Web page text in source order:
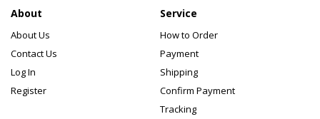
About
About Us
Contact Us
Log In
Register
Service
How to Order
Payment
Shipping
Confirm Payment
Tracking